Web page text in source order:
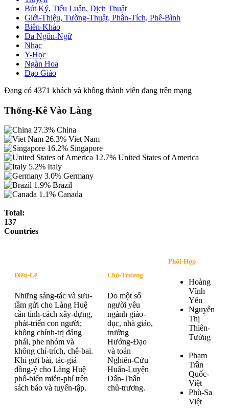
Bút Ký, Tiểu Luận, Dịch Thuật
Giới-Thiệu, Tường-Thuật, Phân-Tích, Phê-Bình
Biên-Khảo
Đa Ngôn-Ngữ
Nhạc
Y-Học
Ngàn Hoa
Đạo Giáo
Đang có 4371 khách và không thành viên đang trên mạng
Thống-Kê Vào Làng
27.3% China
26.3% Viet Nam
16.2% Singapore
12.7% United States of America
5.2% Italy
3.0% Germany
1.9% Brazil
1.1% Canada
Total:
137
Countries
Điều-Lệ
Những sáng-tác và sưu-
tầm gửi cho Làng Huệ
cần tính-cách xây-dựng,
phát-triển con người;
không chính-trị đảng
phái, phe nhóm và
không chỉ-trích, chê-bai.
Khi gửi bài, tác-giả
đồng-ý cho Làng Huệ
phổ-biến miễn-phí trên
sách báo và tuyển-tập.
Chủ-Trương
Do một số
người yêu
ngành giáo-
dục, nhà giáo,
trưởng
Hướng-Đạo
và toán
Nghiên-Cứu
Huấn-Luyện
Dấn-Thân
chủ-trương.
Phối-Hợp
Hoàng
Vĩnh
Yên
Nguyễn
Thị
Thiên-
Tường
Phạm
Trần
Quốc-
Việt
Phù-Sa
Việt